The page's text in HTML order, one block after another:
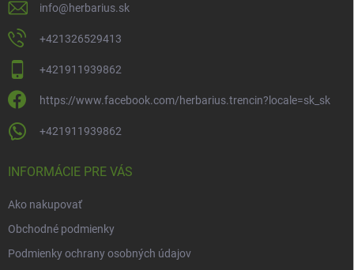
info@herbarius.sk
+421326529413
+421911939862
https://www.facebook.com/herbarius.trencin?locale=sk_sk
+421911939862
INFORMÁCIE PRE VÁS
Ako nakupovať
Obchodné podmienky
Podmienky ochrany osobných údajov